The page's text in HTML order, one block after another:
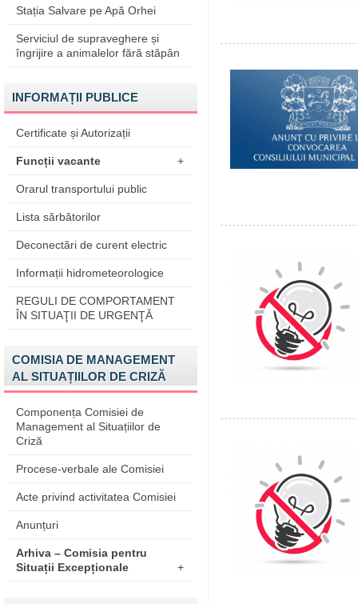
Stația Salvare pe Apă Orhei
Serviciul de supraveghere și
îngrijire a animalelor fără stăpân
INFORMAȚII PUBLICE
Certificate și Autorizații
Funcții vacante +
Orarul transportului public
Lista sărbătorilor
Deconectări de curent electric
Informații hidrometeorologice
REGULI DE COMPORTAMENT
ÎN SITUAŢII DE URGENŢĂ
COMISIA DE MANAGEMENT
AL SITUAȚIILOR DE CRIZĂ
Componența Comisiei de
Management al Situațiilor de
Criză
Procese-verbale ale Comisiei
Acte privind activitatea Comisiei
Anunțuri
Arhiva – Comisia pentru
Situații Excepționale
+